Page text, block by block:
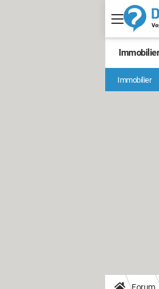
Immobilier
Immobilier